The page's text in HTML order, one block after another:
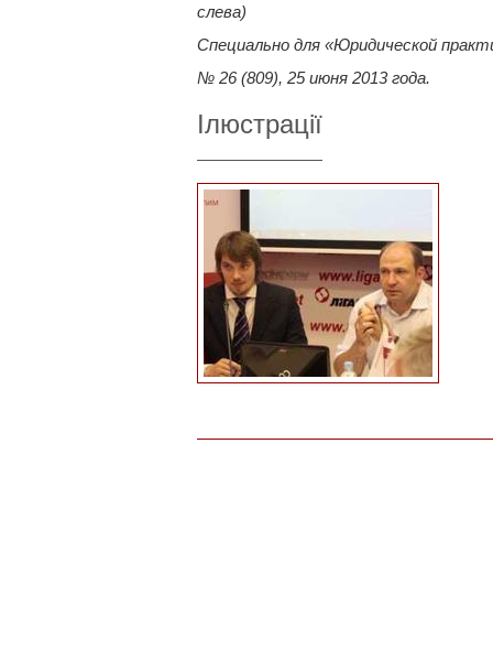
слева)
Специально для «Юридической
№ 26 (809), 25 июня 2013 года.
Ілюстрації